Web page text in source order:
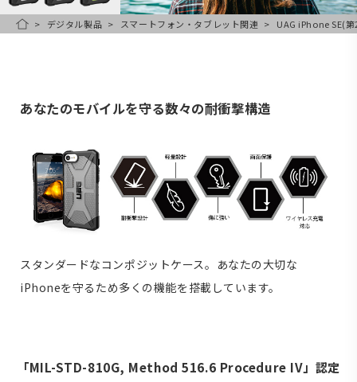
動
HOMEデジタル製品 スマートフォン・タブレット関連 UAG iPhone SE(
あなたのモバイルを守る数々の耐衝撃構造
スタンダードなコンポジットケース。あなたの大切な
iPhoneを守るため多くの機能を搭載しています。
「MIL-STD-810G, Method 516.6 Procedure IV」認定